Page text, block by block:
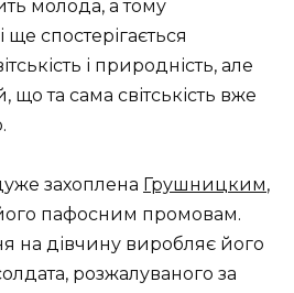
молода, а тому
спостерігається
і природність, але
та сама світськість вже
захоплена Грушницким,
пафосним промовам.
на дівчину виробляє його
розжалуваного за